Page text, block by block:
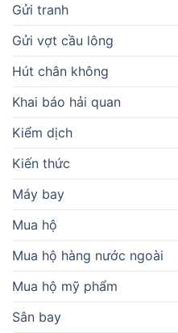
Gửi tranh
Gửi vợt cầu lông
Hút chân không
Khai báo hải quan
Kiểm dịch
Kiến thức
Máy bay
Mua hộ
Mua hộ hàng nước ngoài
Mua hộ mỹ phẩm
Sân bay